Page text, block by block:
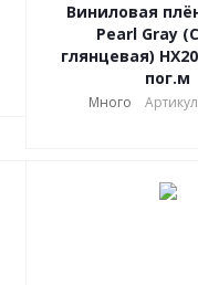
Виниловая
Pearl Gray
глянцевая)
пог.м
Много